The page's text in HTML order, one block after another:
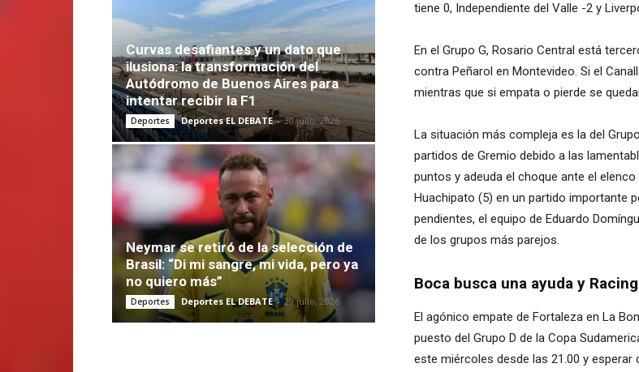
tiene 0, Independiente del Valle -2 y
En el Grupo G, Rosario Central está
contra Peñarol en Montevideo. Si el
mientras que si empata o pierde se
La situación más compleja es la del
partidos de Gremio debido a las
puntos y adeuda el choque ante el
Huachipato (5) en un partido importante
pendientes, el equipo de Eduardo
de los grupos más parejos.
Boca busca una ayuda y
El agónico empate de Fortaleza en La
puesto del Grupo D de la Copa
este miércoles desde las 21.00 y esperar
Curvas desafiantes y un dato que
ilusiona: la transformación del
Autódromo de Buenos Aires para
intentar recibir la F1
Deportes Deportes EL DEBATE - 30 julio, 2026
Neymar se retiró de la selección de
Brasil: “Di mi sangre, mi vida, pero ya
no quiero más”
Deportes Deportes EL DEBATE - 29 julio, 2026